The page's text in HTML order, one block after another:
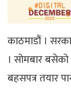
काठमाडौं ।
। साेमबार
बहसपत्र तयार